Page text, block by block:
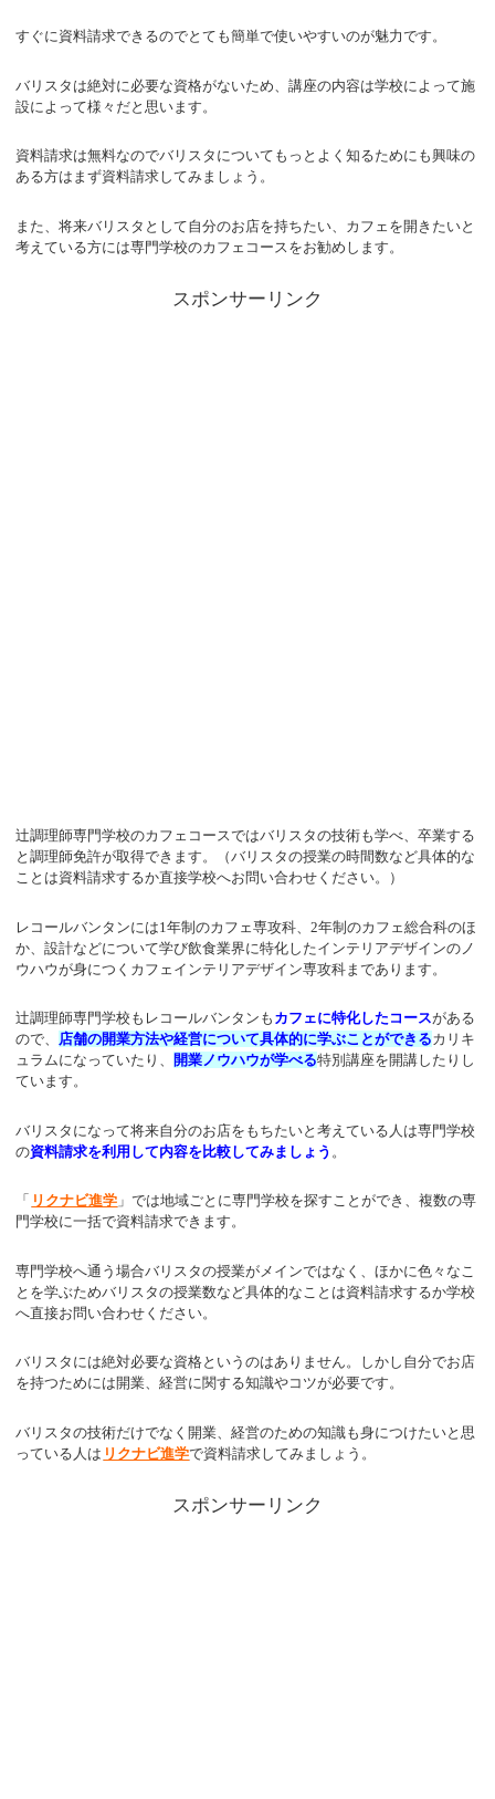
すぐに資料請求できるのでとても簡単で使いやすいのが魅力です。
バリスタは絶対に必要な資格がないため、講座の内容は学校によって施
設によって様々だと思います。
資料請求は無料なのでバリスタについてもっとよく知るためにも興味の
ある方はまず資料請求してみましょう。
また、将来バリスタとして自分のお店を持ちたい、カフェを開きたいと
考えている方には専門学校のカフェコースをお勧めします。
スポンサーリンク
辻調理師専門学校のカフェコースではバリスタの技術も学べ、卒業する
と調理師免許が取得できます。（バリスタの授業の時間数など具体的な
ことは資料請求するか直接学校へお問い合わせください。）
レコールバンタンには1年制のカフェ専攻科、2年制のカフェ総合科のほ
か、設計などについて学び飲食業界に特化したインテリアデザインのノ
ウハウが身につくカフェインテリアデザイン専攻科まであります。
辻調理師専門学校もレコールバンタンも カフェに特化したコースがある
ので、 店舗の開業方法や経営について具体的に学ぶことができるカリキ
ュラムになっていたり、
開業ノウハウが学べる特別講座を開講したりし
ています。
バリスタになって将来自分のお店をもちたいと考えている人は専門学校
の資料請求を利用して内容を比較してみましょう 。
「 リクナビ進学 」では地域ごとに専門学校を探すことができ、複数の専
門学校に一括で資料請求できます。
専門学校へ通う場合バリスタの授業がメインではなく、ほかに色々なこ
とを学ぶためバリスタの授業数など具体的なことは資料請求するか学校
へ直接お問い合わせください。
バリスタには絶対必要な資格というのはありません。しかし自分でお店
を持つためには開業、経営に関する知識やコツが必要です。
バリスタの技術だけでなく開業、経営のための知識も身につけたいと思
っている人は リクナビ進学で資料請求してみましょう。
スポンサーリンク